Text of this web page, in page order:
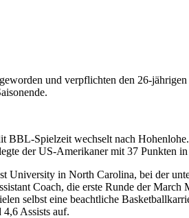
und verpflichten den 26-
BBL-Spielzeit wechselt nach
der US-Amerikaner mit 37 Punkten
University in North Carolina, bei der
Coach, die erste Runde der
selbst eine beachtliche
Assists auf.